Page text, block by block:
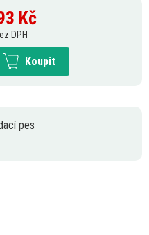
Kč
DPH
Koupit
pes